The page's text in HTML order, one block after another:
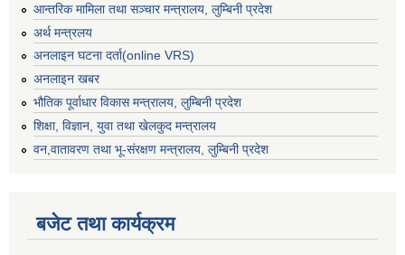
आन्तरिक मामिला तथा सञ्चार मन्त्रालय, लुम्बिनी प्रदेश
अर्थ मन्त्रलय
अनलाइन घटना दर्ता(online VRS)
अनलाइन खबर
भौतिक पूर्वाधार विकास मन्त्रालय, लुम्बिनी प्रदेश
शिक्षा, विज्ञान, युवा तथा खेलकुद मन्‍‍त्रालय
वन,वातावरण तथा भू-संरक्षण मन्त्रालय, लुम्बिनी प्रदेश
बजेट तथा कार्यक्रम